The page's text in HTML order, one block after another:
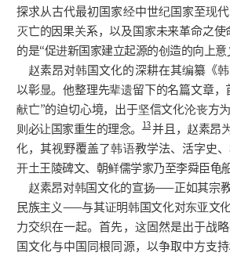
探求从古代最初国家经中世纪国家至现代
灭亡的因果关系，以及国家未来革命之
的是“促进新国家建立起源的创造的向上
赵素昂对韩国文化的深耕在其编纂《
以彰显。他整理先辈遗留下的名篇文章，
献亡”的迫切心境，出于坚信文化沦丧方
则必让国家重生的理念。13并且，赵素昂
化，其视野覆盖了韩语教学法、活字史
开土王陵碑文、朝鲜儒学家乃至李舜臣龟
赵素昂对韩国文化的宣扬——正如其宗
民族主义——与其证明韩国文化对东亚文
力交织在一起。首先，这固然是出于战
国文化与中国同根同源，以争取中方支持